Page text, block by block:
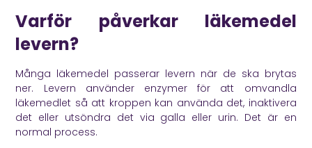
Varför påverkar läkemedel
levern?
Många läkemedel passerar levern när de ska brytas
ner. Levern använder enzymer för att omvandla
läkemedlet så att kroppen kan använda det, inaktivera
det eller utsöndra det via galla eller urin. Det är en
normal process.